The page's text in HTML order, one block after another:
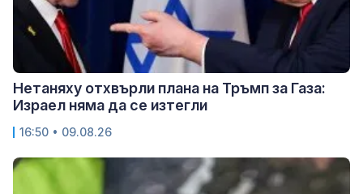
Нетаняху отхвърли плана на Тръмп за Газа:
Израел няма да се изтегли
16:50 • 09.08.26